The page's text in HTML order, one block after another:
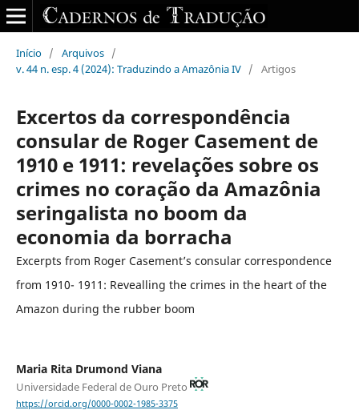
Início / Arquivos /
v. 44 n. esp. 4 (2024): Traduzindo a Amazônia IV / Artigos
Excertos da correspondência
consular de Roger Casement de
1910 e 1911: revelações sobre os
crimes no coração da Amazônia
seringalista no boom da
economia da borracha
Excerpts from Roger Casement’s consular correspondence
from 1910- 1911: Revealling the crimes in the heart of the
Amazon during the rubber boom
Maria Rita Drumond Viana
Universidade Federal de Ouro Preto
https://orcid.org/0000-0002-1985-3375